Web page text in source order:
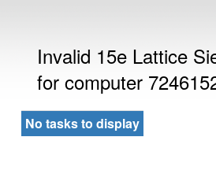
Invalid 15e Lattice
for computer
No tasks to display